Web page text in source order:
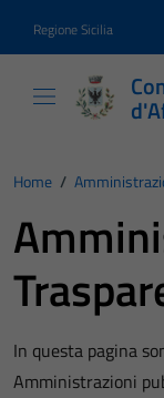
Regione Sicilia
Home /
In questa pagina
Amministrazioni